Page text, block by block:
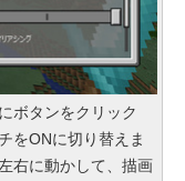
ボタンをクリック
をONに切り替えま
右に動かして、描画